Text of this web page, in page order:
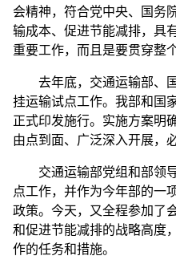
会精神，符合党中央、国务
输成本、促进节能减排，具
重要工作，而且是要贯穿整
去年底，交通运输部、国
挂运输试点工作。我部和国
正式印发施行。实施方案明
由点到面、广泛深入开展，
交通运输部党组和部领导
点工作，并作为今年部的一
政策。今天，又全程参加了
和促进节能减排的战略高度
作的任务和措施。